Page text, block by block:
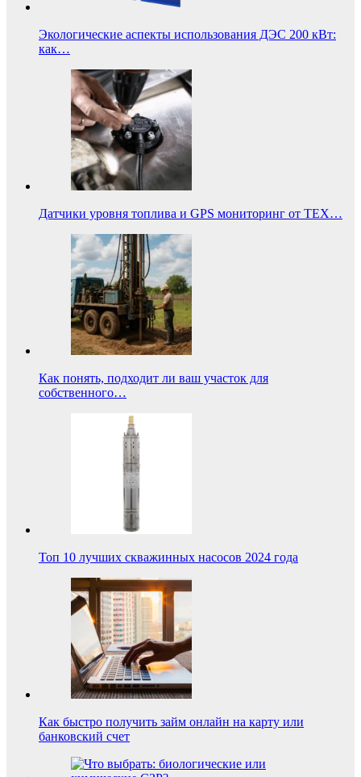
Экологические аспекты использования ДЭС 200 кВт:
как…
Датчики уровня топлива и GPS мониторинг от ТЕХ…
Как понять, подходит ли ваш участок для
собственного…
Топ 10 лучших скважинных насосов 2024 года
Как быстро получить займ онлайн на карту или
банковский счет